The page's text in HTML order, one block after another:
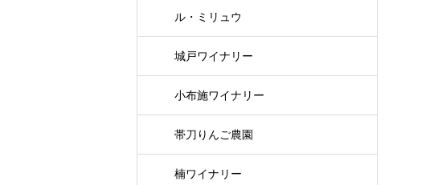
ル・ミリュウ
城戸ワイナリー
小布施ワイナリー
帯刀りんご農園
楠ワイナリー